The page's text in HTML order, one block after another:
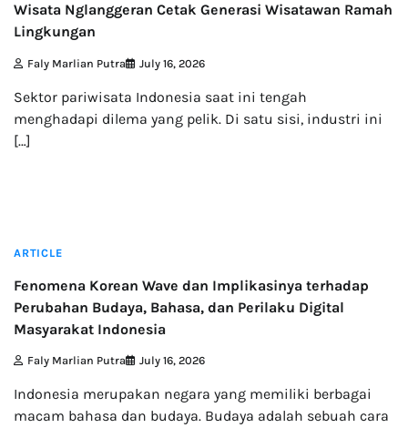
Wisata Nglanggeran Cetak Generasi Wisatawan Ramah
Lingkungan
Faly Marlian Putra July 16, 2026
Sektor pariwisata Indonesia saat ini tengah
menghadapi dilema yang pelik. Di satu sisi, industri ini
[…]
ARTICLE
Fenomena Korean Wave dan Implikasinya terhadap
Perubahan Budaya, Bahasa, dan Perilaku Digital
Masyarakat Indonesia
Faly Marlian Putra July 16, 2026
Indonesia merupakan negara yang memiliki berbagai
macam bahasa dan budaya. Budaya adalah sebuah cara